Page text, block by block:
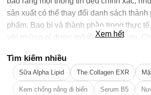
Các Ưu Điểm Nổi Bật
Thành phần tự nhiên, lành tính cho người
sản xuất có thể thay đổi danh sách thành
phẩm. Bao bì và thành phần trong thực
với những gì được mô tả trên website.
website, mà hãy luôn luôn đọc nhãn mác,
hướng dẫn sử dụng trước khi dùng sản
thêm thông tin, vui lòng liên hệ nhà sản
Xem hết
Tìm kiếm nhiều
Sữa Alpha Lipid The Collagen EXR
Kem chống nắng đi biển Serum B5
🎁 Đừng Bỏ Lỡ!